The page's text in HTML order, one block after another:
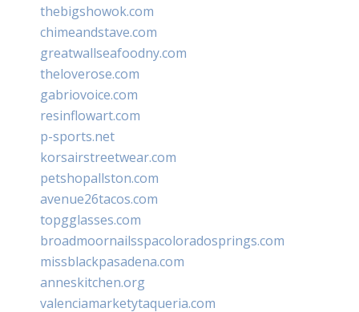
thebigshowok.com
chimeandstave.com
greatwallseafoodny.com
theloverose.com
gabriovoice.com
resinflowart.com
p-sports.net
korsairstreetwear.com
petshopallston.com
avenue26tacos.com
topgglasses.com
broadmoornailsspacoloradosprings.com
missblackpasadena.com
anneskitchen.org
valenciamarketytaqueria.com